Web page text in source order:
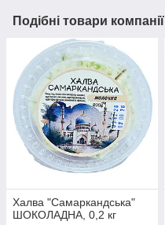
Подібні товари компанії
Халва "Самаркандська"
ШОКОЛАДНА, 0,2 кг